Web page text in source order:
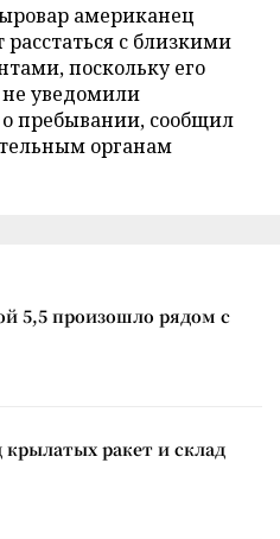
американец
с близкими
поскольку его
не уведомили
пребывании, сообщил
органам
5,5 произошло рядом с
крылатых ракет и склад